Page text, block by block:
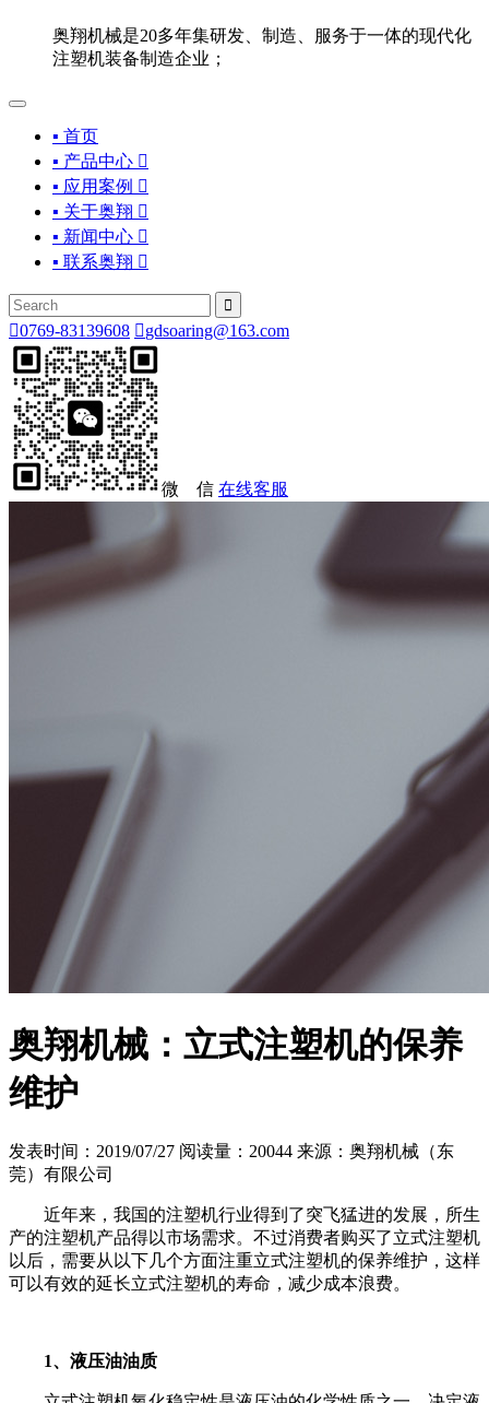
奥翔机械是20多年集研发、制造、服务于一体的现代化
注塑机装备制造企业；
▪ 首页
▪ 产品中心 
▪ 应用案例 
▪ 关于奥翔 
▪ 新闻中心 
▪ 联系奥翔 

0769-83139608 gdsoaring@163.com
微 信 在线客服
奥翔机械：立式注塑机的保养
维护
发表时间：2019/07/27 阅读量：20044 来源：奥翔机械（东
莞）有限公司
近年来，我国的注塑机行业得到了突飞猛进的发展，所生
产的注塑机产品得以市场需求。不过消费者购买了立式注塑机
以后，需要从以下几个方面注重立式注塑机的保养维护，这样
可以有效的延长立式注塑机的寿命，减少成本浪费。
1、液压油油质